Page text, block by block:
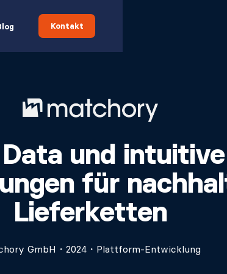
Kontakt
und intuitive
für
Lieferketten
GmbH ・ 2024・ Plattform-Entwicklung